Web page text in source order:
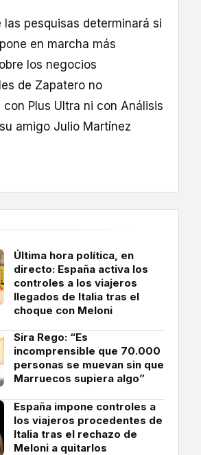
las pesquisas determinará si
en marcha más
los negocios
de Zapatero no
con Plus Ultra ni con Análisis
amigo Julio Martínez
Última hora política, en
directo: España activa los
controles a los viajeros
llegados de Italia tras el
choque con Meloni
Sira Rego: “Es
incomprensible que 70.000
personas se muevan sin que
Marruecos supiera algo”
España impone controles a
los viajeros procedentes de
Italia tras el rechazo de
Meloni a quitarlos